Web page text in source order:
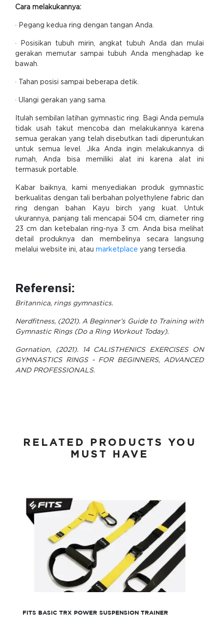
Cara melakukannya:
· Pegang kedua ring dengan tangan Anda.
· Posisikan tubuh mirin, angkat tubuh Anda dan mulai
gerakan memutar sampai tubuh Anda menghadap ke
bawah.
· Tahan posisi sampai beberapa detik.
· Ulangi gerakan yang sama.
Itulah sembilan latihan gymnastic ring. Bagi Anda pemula
tidak usah takut mencoba dan melakukannya karena
semua gerakan yang telah disebutkan tadi diperuntukan
untuk semua level. Jika Anda ingin melakukannya di
rumah, Anda bisa memiliki alat ini karena alat ini
termasuk portable.
Kabar baiknya, kami menyediakan produk gymnastic
berkualitas dengan tali berbahan polyethylene fabric dan
ring dengan bahan Kayu birch yang kuat. Untuk
ukurannya, panjang tali mencapai 504 cm, diameter ring
23 cm dan ketebalan ring-nya 3 cm. Anda bisa melihat
detail produknya dan membelinya secara langsung
melalui website ini, atau marketplace yang tersedia.
Referensi:
Britannica, rings gymnastics.
Nerdfitness, (2021). A Beginner’s Guide to Training with
Gymnastic Rings (Do a Ring Workout Today).
Gornation, (2021). 14 CALISTHENICS EXERCISES ON
GYMNASTICS RINGS - FOR BEGINNERS, ADVANCED
AND PROFESSIONALS.
RELATED PRODUCTS YOU
MUST HAVE
FITS BASIC TRX POWER SUSPENSION TRAINER
FITS Basic TRX Power Suspension Trainer